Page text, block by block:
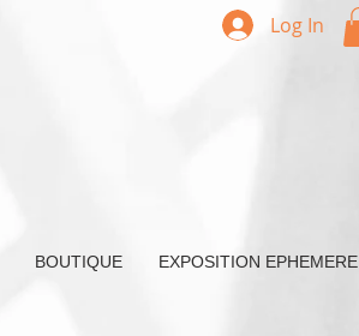
Log In
BOUTIQUE EXPOSITION EPHEMERE